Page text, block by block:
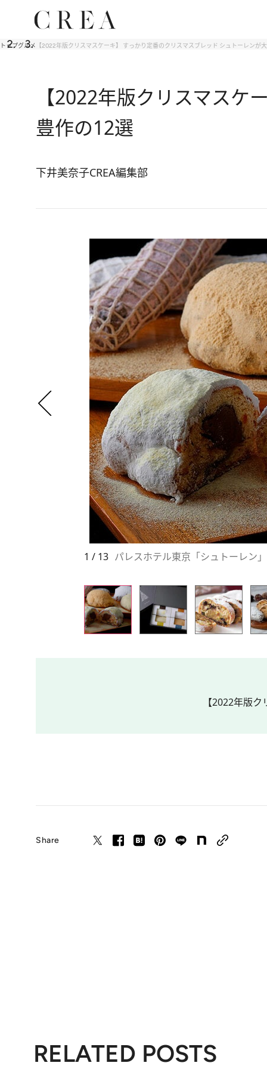
トップグルメ 【2022年版クリスマスケーキ】 すっかり定番のクリスマスブレッド シュトーレンが
【2022年版クリスマス
豊作の12選
下井美奈子CREA編集部
1 / 13 パレスホテル東京「シュトーレン
【2022年版
Share
RELATED POSTS